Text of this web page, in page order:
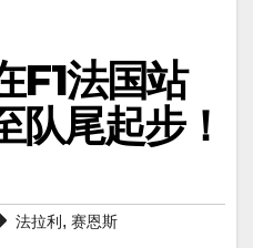
F1法国站
队尾起步！
法拉利 , 赛恩斯